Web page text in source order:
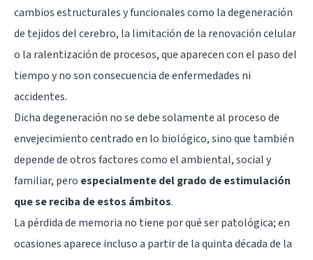
cambios estructurales y funcionales como la degeneración
de tejidos del cerebro, la limitación de la renovación celular
o la ralentización de procesos, que aparecen con el paso del
tiempo y no son consecuencia de enfermedades ni
accidentes.
Dicha degeneración no se debe solamente al proceso de
envejecimiento centrado en lo biológico, sino que también
depende de otros factores como el ambiental, social y
familiar, pero especialmente del grado de estimulación
que se reciba de estos ámbitos.
La pérdida de memoria no tiene por qué ser patológica; en
ocasiones aparece incluso a partir de la quinta década de la